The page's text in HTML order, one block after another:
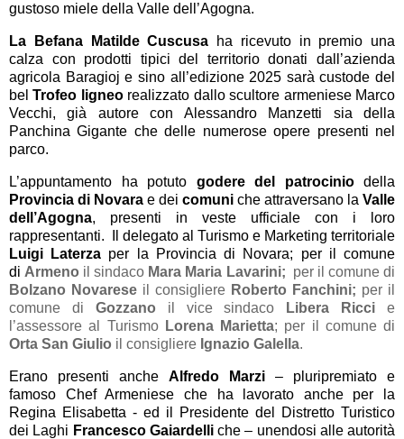
gustoso miele della Valle dell’Agogna.
La Befana Matilde Cuscusa ha ricevuto in premio una
calza con prodotti tipici del territorio donati dall’azienda
agricola Baragioj e sino all’edizione 2025 sarà custode del
belTrofeo ligneorealizzato dallo scultore armeniese Marco
Vecchi, già autore con Alessandro Manzetti sia della
Panchina Gigante che delle numerose opere presenti nel
parco.
L’appuntamento ha potuto godere del patrociniodella
Provincia di Novara e dei comuni che attraversano la Valle
dell’Agogna, presenti in veste ufficiale con i loro
rappresentanti.
Il delegato al Turismo e Marketing territoriale
Luigi Laterza per la Provincia di Novara; per il comune
di Armeno il sindaco Mara Maria Lavarini; per il comune di
Bolzano Novarese il consigliere Roberto Fanchini; per il
comune di Gozzano il vice sindaco Libera Ricci e
l’assessore al Turismo Lorena Marietta; per il comune di
Orta San Giulio il consigliere Ignazio Galella.
Erano presenti anche Alfredo Marzi – pluripremiato e
famoso Chef Armeniese che ha lavorato anche per la
Regina Elisabetta - ed il Presidente del Distretto Turistico
dei Laghi Francesco Gaiardelliche – unendosi alle autorità